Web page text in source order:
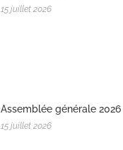
15 juillet 2026
Assemblée générale 2026
15 juillet 2026